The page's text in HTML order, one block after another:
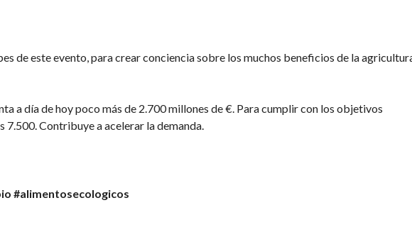
de este evento, para crear conciencia sobre los muchos beneficios de la
a día de hoy poco más de 2.700 millones de €. Para cumplir con los objetivos
Contribuye a acelerar la demanda.
#alimentosecologicos